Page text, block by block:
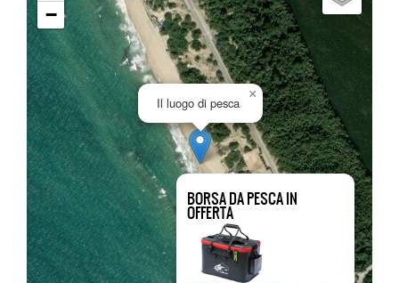
BORSA DA PESCA IN
OFFERTA
Il luogo di pesca
×
−